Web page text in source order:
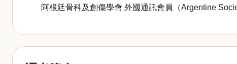
阿根廷骨科及創傷學會 外國通訊會員（Argentine